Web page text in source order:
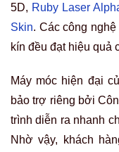
5D, Ruby Laser
Skin. Các công
kín đều đạt hiệu quả
Máy móc hiện đại
bảo trợ riêng bởi
trình diễn ra nhanh
Nhờ vậy, khách